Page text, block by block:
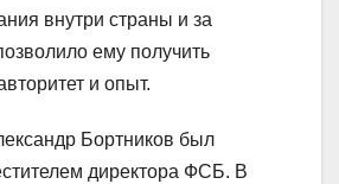
внутри страны и за
ему получить
и опыт.
Бортников был
директора ФСБ. В